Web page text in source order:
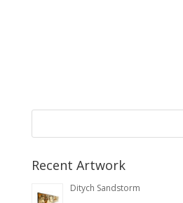
Recent Artwork
Ditych Sandstorm